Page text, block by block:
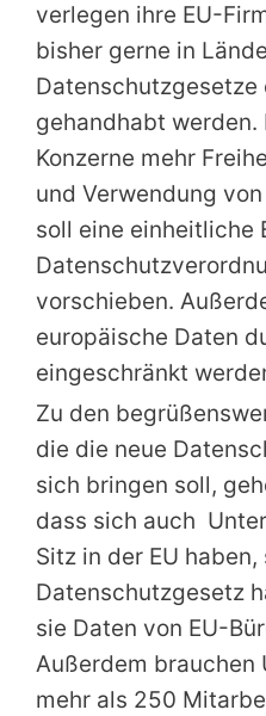
verlegen ihre EU-
bisher gerne in
Datenschutzgesetze
gehandhabt
Konzerne mehr
und Verwendung
soll eine einheitliche
vorschieben.
europäische Daten
eingeschränkt
Zu den
die die neue
sich bringen soll,
dass sich auch
Sitz in der EU haben,
Datenschutzgesetz
sie Daten von EU-
Außerdem brauchen
mehr als 250